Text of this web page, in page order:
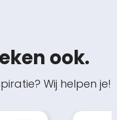
ook.
Wij helpen je!